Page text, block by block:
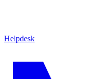
Helpdesk